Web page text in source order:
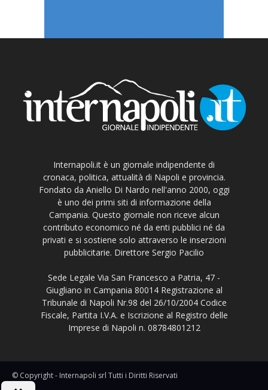
Internapoli.it è un giornale indipendente di
cronaca, politica, attualità di Napoli e provincia.
Fondato da Aniello Di Nardo nell'anno 2000, oggi
è uno dei primi siti di informazione della
Campania. Questo giornale non riceve alcun
contributo economico né da enti pubblici né da
privati e si sostiene solo attraverso le inserzioni
pubblicitarie. Direttore Sergio Pacilio
Sede Legale Via San Francesco a Patria, 47 -
Giugliano in Campania 80014 Registrazione al
Tribunale di Napoli Nr.98 del 26/10/2004 Codice
Fiscale, Partita I.V.A. e Iscrizione al Registro delle
Imprese di Napoli n. 08784801212
© Copyright - Internapoli srl Tutti i Diritti Riservati